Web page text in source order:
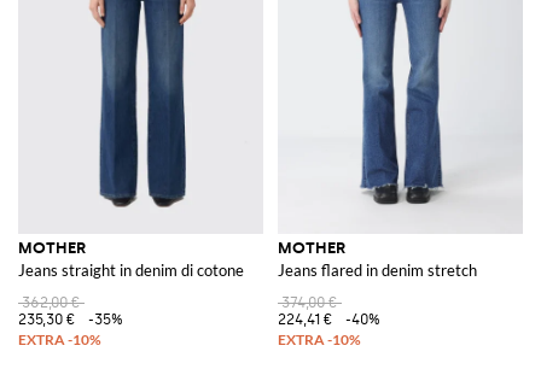
MOTHER
Jeans straight in denim di cotone
362,00 €
235,30 €
-35%
MOTHER
Jeans flared in denim stretch
374,00 €
224,41 €
-40%